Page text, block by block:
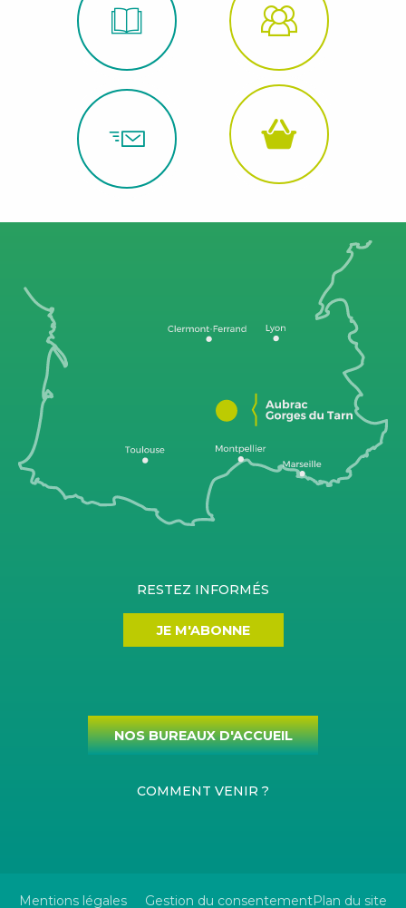
RESTEZ INFORMÉS
JE M'ABONNE
NOS BUREAUX D'ACCUEIL
COMMENT VENIR ?
Mentions légales Gestion du consentementPlan du site